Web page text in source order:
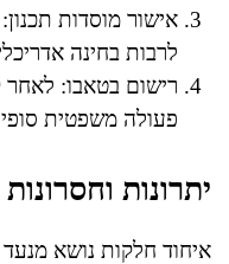
אישור מוסדות
לרבות בחינה
רישום בטאבו:
פעולה משפטית
יתרונות
איחוד חלקות נושא מנעד